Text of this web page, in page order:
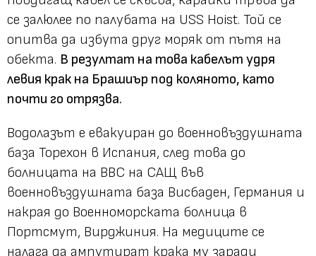
се залюлее по палубата на USS Hoist. Той се
опитва да избута друг моряк от пътя на
обекта. В резултат на това кабелът удря
левия крак на Брашиър под коляното, като
почти го отрязва.
Водолазът е евакуиран до военновъздушната
база Торехон в Испания, след това до
болницата на ВВС на САЩ във
военновъздушната база Висбаден, Германия и
накрая до Военноморската болница в
Портсмут, Вирджиния. На медиците се
налага да ампутират крака му заради